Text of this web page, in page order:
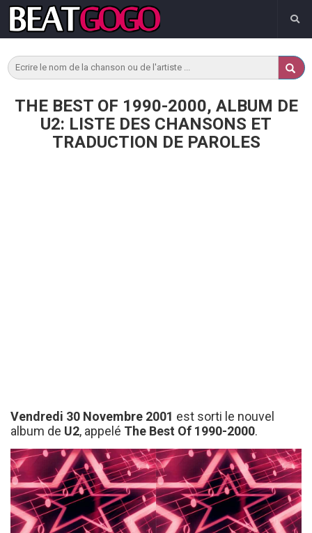
THE BEST OF 1990-2000, ALBUM DE
U2: LISTE DES CHANSONS ET
TRADUCTION DE PAROLES
Vendredi 30 Novembre 2001 est sorti le nouvel
album de U2, appelé The Best Of 1990-2000.